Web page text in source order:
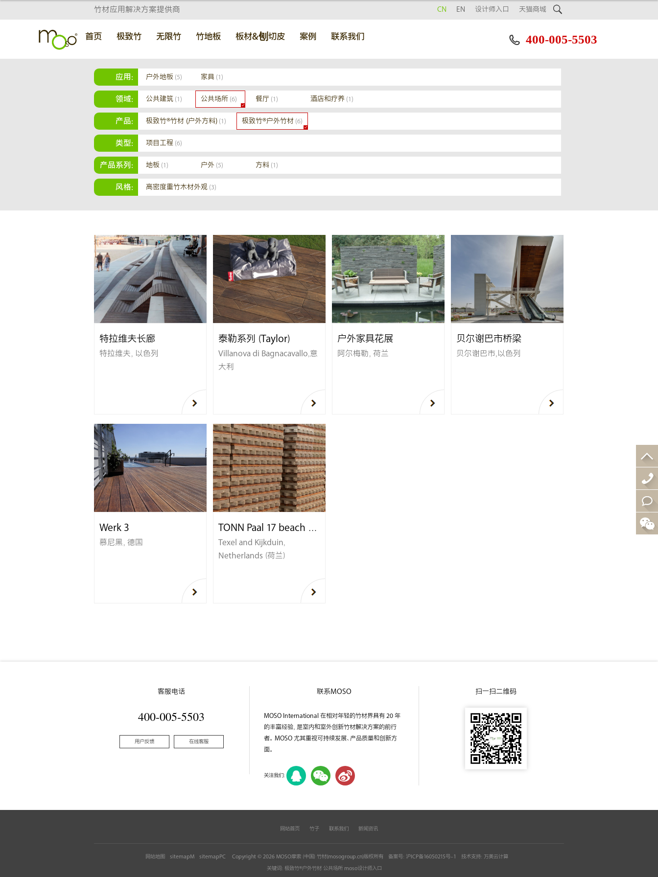
竹材应用解决方案提供商 
CN EN 设计师入口 天猫商城
首页 极致竹 无限竹 竹地板 板材&刨切皮 案例 联系我们  400-005-5503
应用: 户外地板 (5) 家具 (1)
领域: 公共建筑 (1) 公共场所 (6) 餐厅 (1) 酒店和疗养 (1)
产品: 极致竹®竹材 (户外方料) (1) 极致竹®户外竹材 (6)
类型: 项目工程 (6)
产品系列: 地板 (1) 户外 (5) 方料 (1)
风格: 高密度重竹木材外观 (3)
特拉维夫长廊
特拉维夫，以色列
泰勒系列（Taylor）
Villanova di Bagnacavallo,意
大利
户外家具花展
阿尔梅勒，荷兰
贝尔谢巴市桥梁
贝尔谢巴市,以色列
Werk 3
慕尼黑，德国
TONN Paal 17 beach restaurant（餐馆）
Texel and Kijkduin,
Netherlands（荷兰）
客服电话
400-005-5503
用户反馈 在线客服
联系MOSO
MOSO International 在相对年轻的竹材界具有 20 年
的丰富经验，是室内和室外创新竹材解决方案的前行
者。 MOSO 尤其重视可持续发展、产品质量和创新方
面。
关注我们：
扫一扫二维码
网站首页 竹子 联系我们 新闻资讯
网站地图 sitemapM sitemapPC Copyright © 2026 MOSO摩索（中国）竹材(mosogroup.cn)版权所有 备案号： 沪ICP备16050215号-1 技术支持： 万美云计算
关键词：极致竹®户外竹材 公共场所 moso设计师入口
线